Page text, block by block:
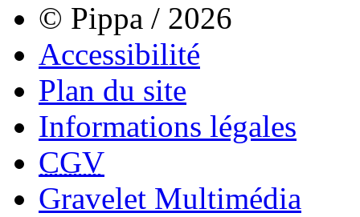
© Pippa / 2026
Accessibilité
Plan du site
Informations légales
CGV
Gravelet Multimédia